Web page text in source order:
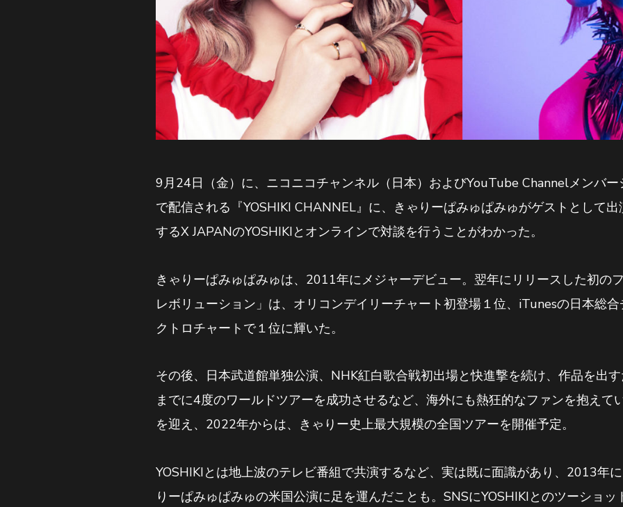
9月24日（金）に、ニコニコチャンネル（日本）およびYouTube Channelメンバ
で配信される『YOSHIKI CHANNEL』に、きゃりーぱみゅぱみゅがゲストとして
するX JAPANのYOSHIKIとオンラインで対談を行うことがわかった。
きゃりーぱみゅぱみゅは、2011年にメジャーデビュー。翌年にリリースした初の
レボリューション」は、オリコンデイリーチャート初登場１位、iTunesの日本総
クトロチャートで１位に輝いた。
その後、日本武道館単独公演、NHK紅白歌合戦初出場と快進撃を続け、作品を出
までに4度のワールドツアーを成功させるなど、海外にも熱狂的なファンを抱えて
を迎え、2022年からは、きゃりー史上最大規模の全国ツアーを開催予定。
YOSHIKIとは地上波のテレビ番組で共演するなど、実は既に面識があり、2013年
りーぱみゅぱみゅの米国公演に足を運んだことも。SNSにYOSHIKIとのツーショ